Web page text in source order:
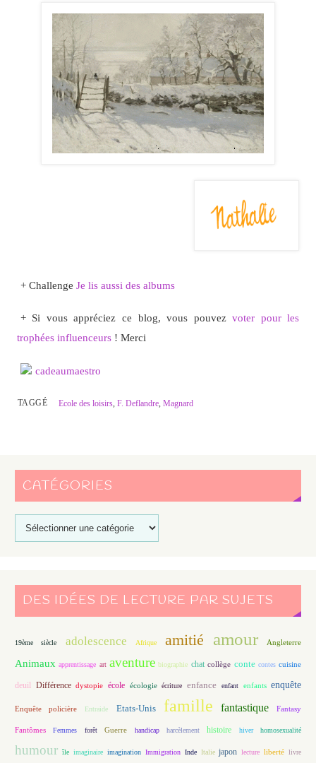
+ Challenge Je lis aussi des albums
+ Si vous appréciez ce blog, vous pouvezvoter pour les
trophées influenceurs! Merci
TAGGÉ Ecole des loisirs,F. Deflandre,Magnard
CATÉGORIES
DES IDÉES DE LECTURE PAR SUJETS
19ème siècle adolescence Afrique amitié amour Angleterre
Animaux apprentissage art aventure biographie chat collège conte contes cuisine
deuil Différence dystopie école écologie écriture enfance enfant enfants enquête
Enquête policière Entraide Etats-Unis famille fantastique Fantasy
Fantômes Femmes forêt Guerre handicap harcèlement histoire hiver homosexualité
humour île imaginaire imagination Immigration Inde Italie japon lecture liberté livre